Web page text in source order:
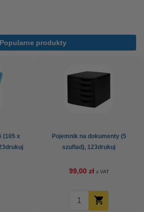
Popularne produkty
(105 x
Pojemnik na dokumenty (5
szuflad), 123drukuj
99,00 zł z VAT